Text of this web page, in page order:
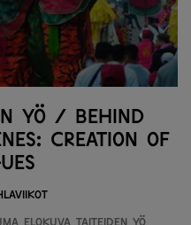
yö / Behind
Creation of